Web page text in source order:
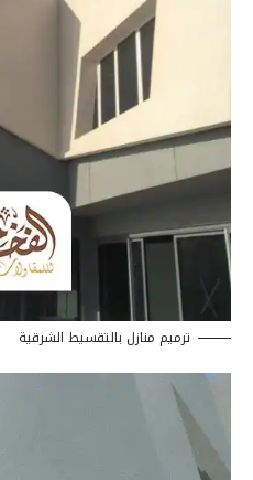
ترميم منازل بالتقسيط الشرقية